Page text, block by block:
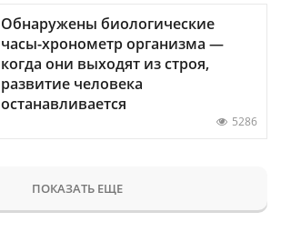
Обнаружены биологические
часы-хронометр организма —
когда они выходят из строя,
развитие человека
останавливается
5286
ПОКАЗАТЬ ЕЩЕ